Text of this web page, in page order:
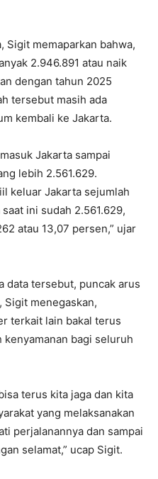
Sigit memaparkan bahwa,
2.946.891 atau naik
dengan tahun 2025
tersebut masih ada
kembali ke Jakarta.
Jakarta sampai
lebih 2.561.629.
keluar Jakarta sejumlah
ini sudah 2.561.629,
atau 13,07 persen,” ujar
data tersebut, puncak arus
Sigit menegaskan,
terkait lain bakal terus
kenyamanan bagi seluruh
terus kita jaga dan kita
yang melaksanakan
perjalanannya dan sampai
selamat,” ucap Sigit.